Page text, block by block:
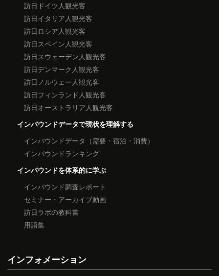
訪日ドイツ人観光客
訪日イタリア人観光客
訪日ロシア人観光客
訪日スペイン人観光客
訪日スウェーデン人観光客
訪日デンマーク人観光客
訪日ノルウェー人観光客
訪日フィンランド人観光客
訪日オーストラリア人観光客
インバウンドデータで現状を理解する
インバウンドデータ（需要・宿泊・消費）
インバウンドランキング
インバウンドを体系的に学ぶ
インバウンド調査レポート
セミナー・アーカイブ動画
訪日ラボの教科書
用語集
インフォメーション